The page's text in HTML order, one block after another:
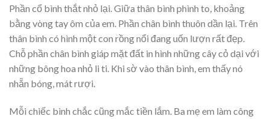
Phần cổ bình thắt nhỏ lại. Giữa thân bình phình to, khoảng
bằng vòng tay ôm của em. Phần chân bình thuôn dần lại. Trên
thân bình có hình một con rồng nổi đang uốn lượn rất đẹp.
Chỗ phần chân bình giáp mặt đất in hình những cây cỏ dại với
những bông hoa nhỏ li ti. Khi sờ vào thân bình, em thấy nó
nhẵn bóng, mát rượi.
Mỗi chiếc bình chắc cũng mắc tiền lắm. Ba mẹ em làm công